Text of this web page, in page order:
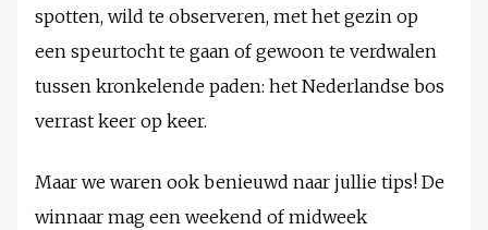
spotten, wild te observeren, met het gezin op
een speurtocht te gaan of gewoon te verdwalen
tussen kronkelende paden: het Nederlandse bos
verrast keer op keer.
Maar we waren ook benieuwd naar jullie tips! De
winnaar mag een weekend of midweek